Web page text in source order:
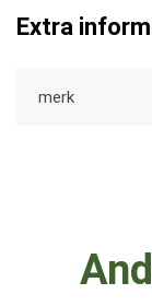
Extra
merk